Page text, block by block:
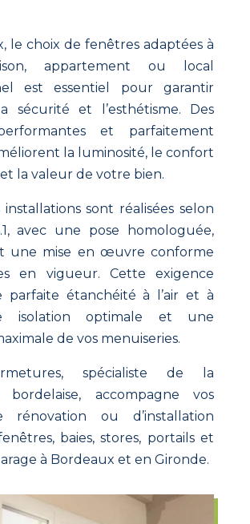
le choix de fenêtres adaptées à
appartement ou local
est essentiel pour garantir
la sécurité et l’esthétisme. Des
et parfaitement
la luminosité, le confort
la valeur de votre bien.
sont réalisées selon
avec une pose homologuée,
une mise en œuvre conforme
en vigueur. Cette exigence
parfaite étanchéité à l’air et à
isolation optimale et une
de vos menuiseries.
spécialiste de la
bordelaise, accompagne vos
rénovation ou d’installation
baies, stores, portails et
à Bordeaux et en Gironde.